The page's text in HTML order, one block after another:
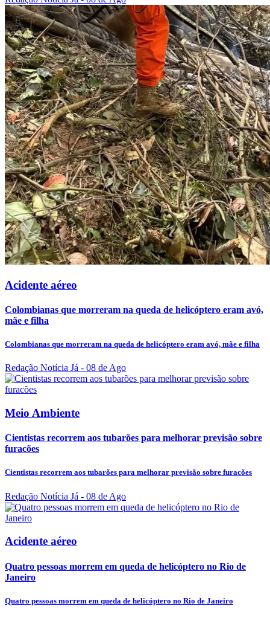
Acidente aéreo
Colombianas que morreram na queda de helicóptero eram avó,
mãe e filha
Colombianas que morreram na queda de helicóptero eram avó, mãe e filha
Redação Notícia Já - 08 de Ago
Meio Ambiente
Cientistas recorrem aos tubarões para melhorar previsão sobre
furacões
Cientistas recorrem aos tubarões para melhorar previsão sobre furacões
Redação Notícia Já - 08 de Ago
Acidente aéreo
Quatro pessoas morrem em queda de helicóptero no Rio de
Janeiro
Quatro pessoas morrem em queda de helicóptero no Rio de Janeiro